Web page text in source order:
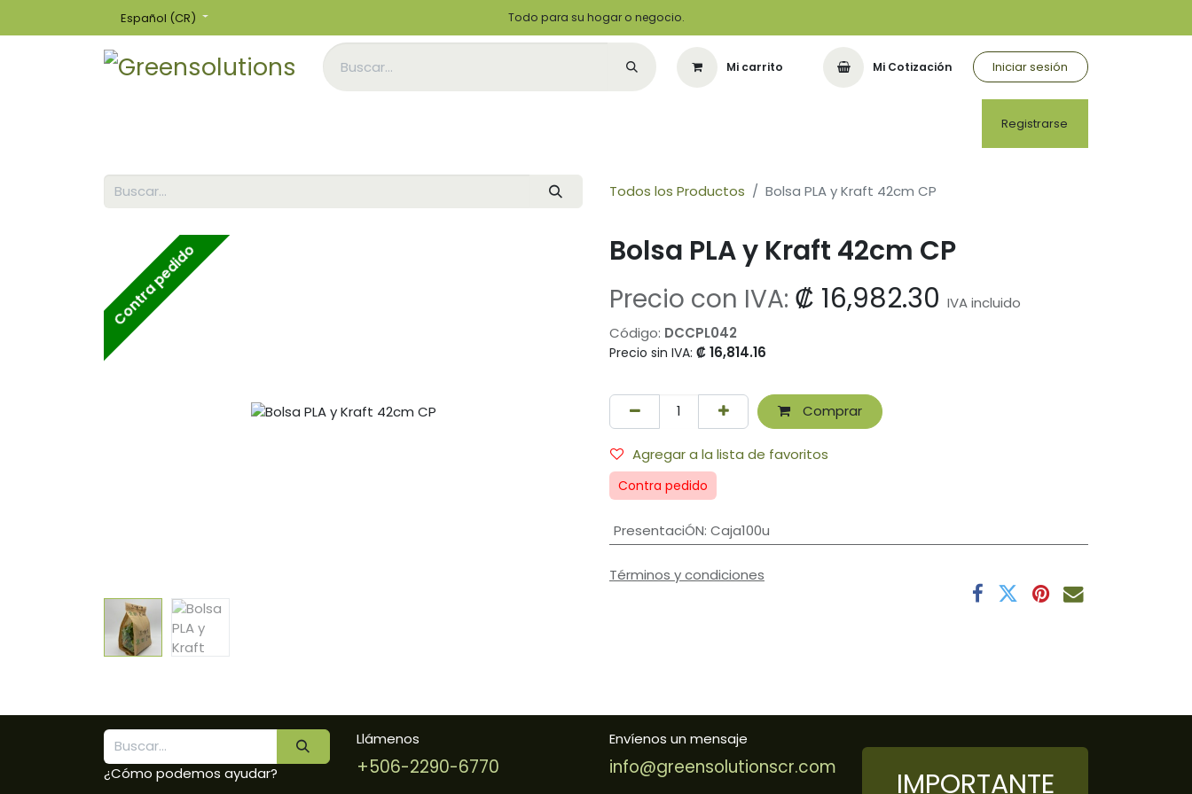
Español (CR) Todo para su hogar o negocio.
Mi carrito Mi Cotización Iniciar sesión
Registrarse
Todos los Productos Bolsa PLA y Kraft 42cm CP
Contra pedido Bolsa PLA y Kraft 42cm CP
Precio con IVA: ₡ 16,982.30 IVA incluido
Código: DCCPL042
Precio sin IVA: ₡16,814.16
Comprar
Agregar a la lista de favoritos
Contra pedido
PresentaciÓN: Caja100u
Términos y condiciones
¿Cómo podemos ayudar?
Llámenos
+506-2290-6770
Envíenos un mensaje
info@greensolutionscr.com IMPORTANTE